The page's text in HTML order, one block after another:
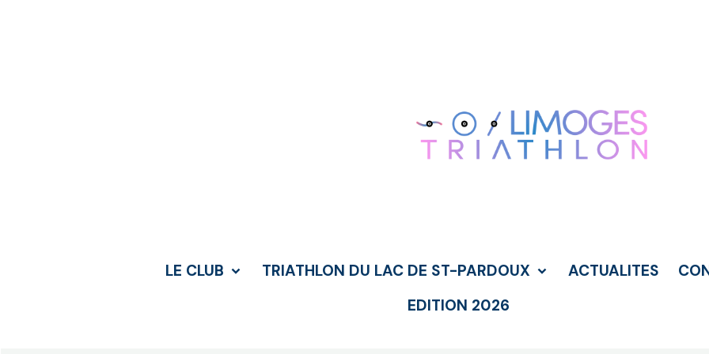
LE CLUB TRIATHLON DU LAC DE ST-PARDOUX ACTUALITES
EDITION 2026